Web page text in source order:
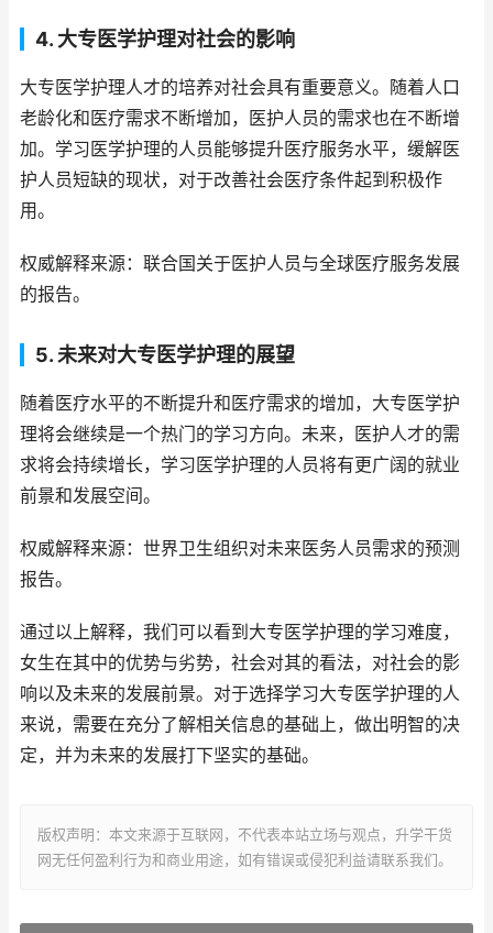
4. 大专医学护理对社会的影响
大专医学护理人才的培养对社会具有重要意义。随着人口
老龄化和医疗需求不断增加，医护人员的需求也在不断增
加。学习医学护理的人员能够提升医疗服务水平，缓解医
护人员短缺的现状，对于改善社会医疗条件起到积极作
用。
权威解释来源：联合国关于医护人员与全球医疗服务发展
的报告。
5. 未来对大专医学护理的展望
随着医疗水平的不断提升和医疗需求的增加，大专医学护
理将会继续是一个热门的学习方向。未来，医护人才的需
求将会持续增长，学习医学护理的人员将有更广阔的就业
前景和发展空间。
权威解释来源：世界卫生组织对未来医务人员需求的预测
报告。
通过以上解释，我们可以看到大专医学护理的学习难度，
女生在其中的优势与劣势，社会对其的看法，对社会的影
响以及未来的发展前景。对于选择学习大专医学护理的人
来说，需要在充分了解相关信息的基础上，做出明智的决
定，并为未来的发展打下坚实的基础。
版权声明：本文来源于互联网，不代表本站立场与观点，升学干货
网无任何盈利行为和商业用途，如有错误或侵犯利益请联系我们。